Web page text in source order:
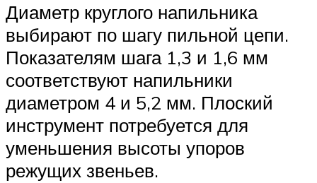
Диаметр круглого напильника
выбирают по шагу пильной цепи.
Показателям шага 1,3 и 1,6 мм
соответствуют напильники
диаметром 4 и 5,2 мм. Плоский
инструмент потребуется для
уменьшения высоты упоров
режущих звеньев.